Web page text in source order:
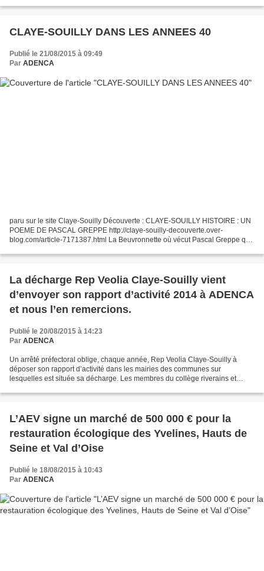
CLAYE-SOUILLY DANS LES ANNEES 40
Publié le 21/08/2015 à 09:49
Par ADENCA
paru sur le site Claye-Souilly Découverte : CLAYE-SOUILLY HISTOIRE : UN
POEME DE PASCAL GREPPE http://claye-souilly-decouverte.over-
blog.com/article-7171387.html La Beuvronnette où vécut Pascal Greppe qui
La décharge Rep Veolia Claye-Souilly vient
d’envoyer son rapport d’activité 2014 à ADENCA
et nous l’en remercions.
Publié le 20/08/2015 à 14:23
Par ADENCA
Un arrêté préfectoral oblige, chaque année, Rep Veolia Claye-Souilly à
déposer son rapport d’activité dans les mairies des communes sur
lesquelles est située sa décharge. Les membres du collège riverains et
L’AEV signe un marché de 500 000 € pour la
restauration écologique des Yvelines, Hauts de
Seine et Val d’Oise
Publié le 18/08/2015 à 10:43
Par ADENCA